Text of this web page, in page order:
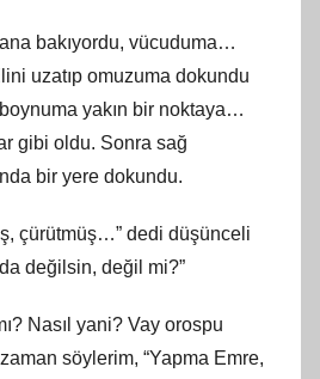
bakıyordu, vücuduma…
uzatıp omuzuma dokundu
yakın bir noktaya…
gibi oldu. Sonra sağ
bir yere dokundu.
çürütmüş…” dedi düşünceli
değilsin, değil mi?”
Nasıl yani? Vay orospu
söylerim, “Yapma Emre,